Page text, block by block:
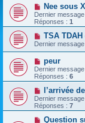
Nee sous X
Dernier
Réponses : 1
TSA
Dernier
peur
Dernier
Réponses : 6
l’arrivée
Dernier
Réponses : 7
Question